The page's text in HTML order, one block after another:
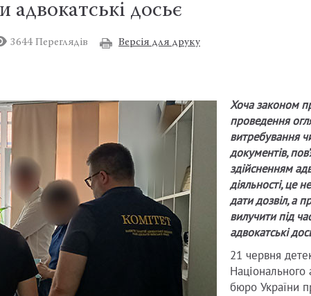
адвокатські досьє
3644 Переглядів Версія для друку
Хоча законом
проведення
витребування
документів,
здійсненням
діяльності, це
дати дозвіл, а
вилучити під
адвокатські
21 червня
Національного
бюро України